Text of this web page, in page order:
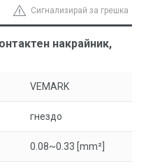
Сигнализирай за грешка
накрайник,
VEMARK
гнездо
0.08~0.33 [mm²]